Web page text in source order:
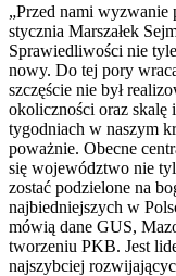
„Przed nami wyzwanie
stycznia Marszałek
Sprawiedliwości nie
nowy. Do tej pory
szczęście nie był
okoliczności oraz skalę
tygodniach w naszym
poważnie. Obecne
się województwo nie
zostać podzielone na
najbiedniejszych w
mówią dane GUS,
tworzeniu PKB. Jest
najszybciej